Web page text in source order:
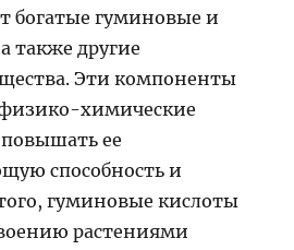
богатые гуминовые и
также другие
Эти компоненты
химические
ее
способность и
гуминовые кислоты
растениями